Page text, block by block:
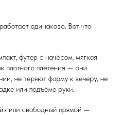
одинаково. Вот что
футер с начёсом, мягкая
плотного плетения — они
не теряют форму к вечеру, не
или подъёме руки.
или свободный прямой —